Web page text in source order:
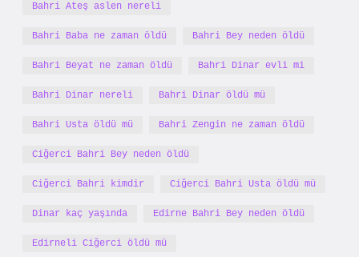
Bahri Ateş aslen nereli
Bahri Baba ne zaman öldü Bahri Bey neden öldü
Bahri Beyat ne zaman öldü Bahri Dinar evli mi
Bahri Dinar nereli Bahri Dinar öldü mü
Bahri Usta öldü mü Bahri Zengin ne zaman öldü
Ciğerci Bahri Bey neden öldü
Ciğerci Bahri kimdir Ciğerci Bahri Usta öldü mü
Dinar kaç yaşında Edirne Bahri Bey neden öldü
Edirneli Ciğerci öldü mü